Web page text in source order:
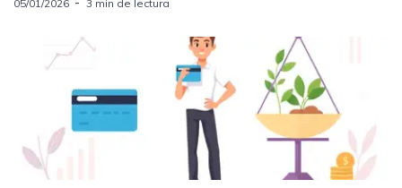
05/01/2026 3 min de lectura